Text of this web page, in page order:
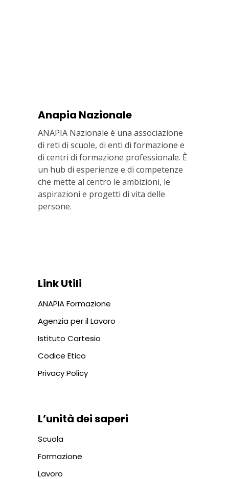
Anapia Nazionale
ANAPIA Nazionale è una associazione
di reti di scuole, di enti di formazione e
di centri di formazione professionale. È
un hub di esperienze e di competenze
che mette al centro le ambizioni, le
aspirazioni e progetti di vita delle
persone.
Link Utili
ANAPIA Formazione
Agenzia per il Lavoro
Istituto Cartesio
Codice Etico
Privacy Policy
L’unità dei saperi
Scuola
Formazione
Lavoro